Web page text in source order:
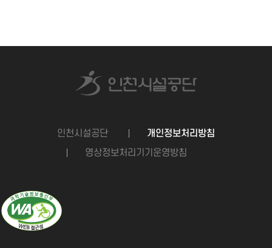
인천시설공단
개인정보처리방침
영상정보처리기기운영방침